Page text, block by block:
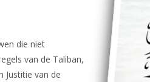
Dossier Leges
Dossier
Dossier
die niet
van de Taliban,
Justitie van de